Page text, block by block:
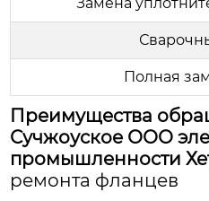
Полная
Преимущества
Сучжоуское ООО
промышленности
ремонта фланцев